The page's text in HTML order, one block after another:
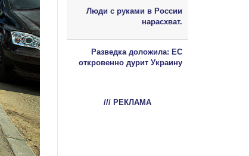
Люди с руками в России
нарасхват.
Разведка доложила: ЕС
откровенно дурит Украину
/// РЕКЛАМА